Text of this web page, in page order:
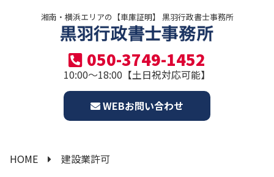
湘南・横浜エリアの【車庫証明】 黒羽行政書士事務所
050-3749-1452
10:00～18:00【土日祝対応可能】
WEBお問い合わせ
HOME 建設業許可